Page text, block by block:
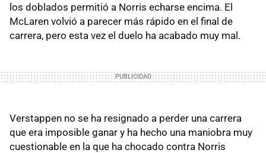
los doblados permitió a Norris echarse encima. El
McLaren volvió a parecer más rápido en el final de
carrera, pero esta vez el duelo ha acabado muy mal.
Verstappen no se ha resignado a perder una carrera
que era imposible ganar y ha hecho una maniobra muy
cuestionable en la que ha chocado contra Norris